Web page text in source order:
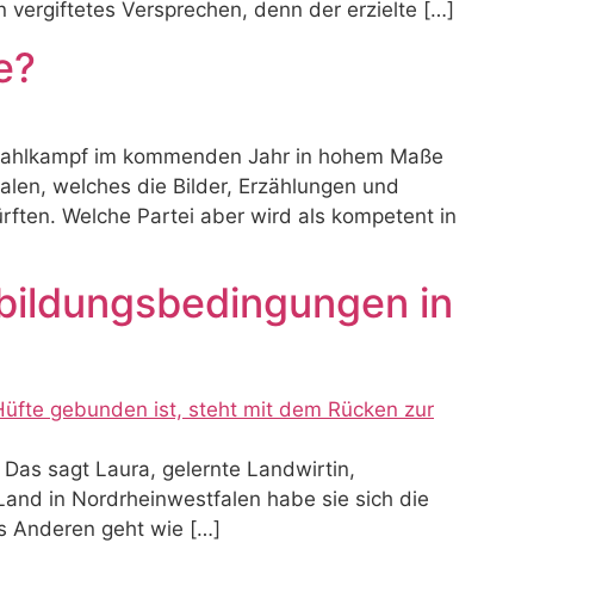
vergiftetes Versprechen, denn der erzielte […]
im kommenden Jahr in hohem Maße
welches die Bilder, Erzählungen und
Welche Partei aber wird als kompetent in
in
sagt Laura, gelernte Landwirtin,
in Nordrheinwestfalen habe sie sich die
Anderen geht wie […]